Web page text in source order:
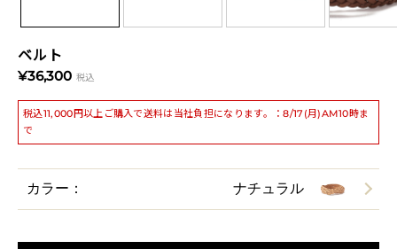
ベルト
¥36,300 税込
税込11,000円以上ご購入で送料は当社負担になります。：8/17(月)AM10時ま
で
カラー： ナチュラル